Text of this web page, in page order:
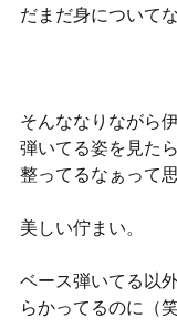
だまだ身について
そんななりながら
弾いてる姿を見た
整ってるなぁって思
美しい佇まい。
ベース弾いてる以
らかってるのに（笑